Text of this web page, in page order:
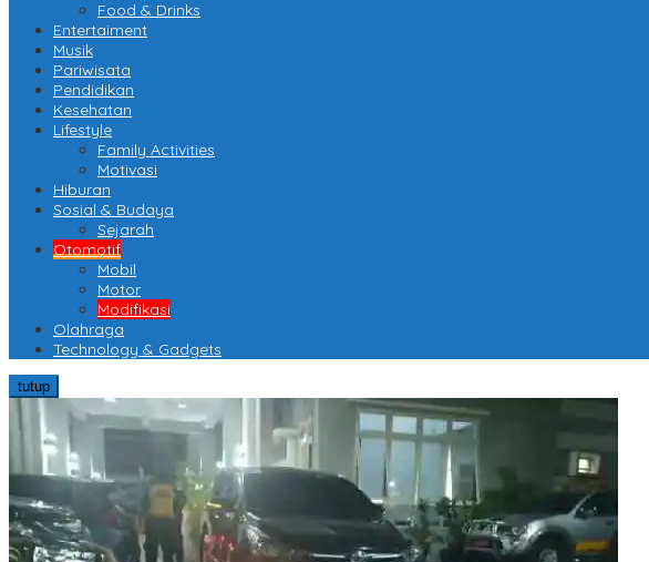
Food & Drinks
Entertaiment
Musik
Pariwisata
Pendidikan
Kesehatan
Lifestyle
Family Activities
Motivasi
Hiburan
Sosial & Budaya
Sejarah
Otomotif
Mobil
Motor
Modifikasi
Olahraga
Technology & Gadgets
tutup